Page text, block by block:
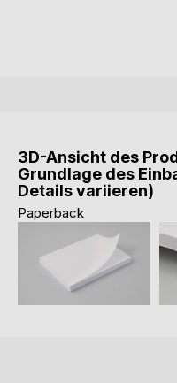
3D-Ansicht des
Grundlage des
Details variieren)
Paperback